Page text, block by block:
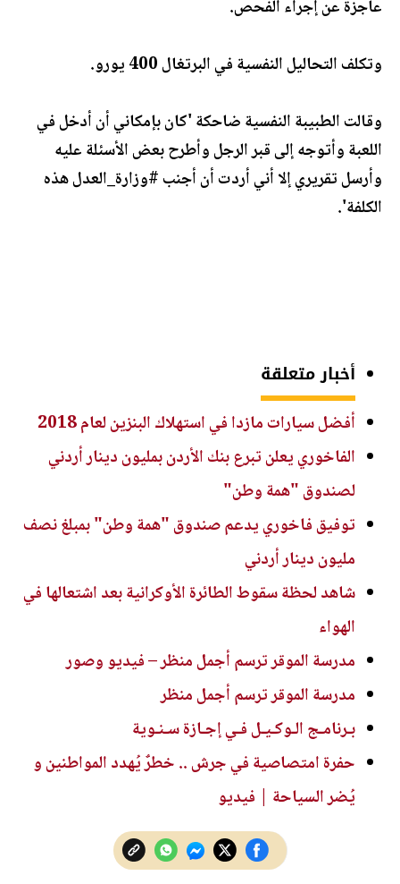
عاجزة عن إجراء الفحص.
وتكلف التحاليل النفسية في البرتغال 400 يورو.
وقالت الطبيبة النفسية ضاحكة 'كان بإمكاني أن أدخل في
اللعبة وأتوجه إلى قبر الرجل وأطرح بعض الأسئلة عليه
وأرسل تقريري إلا أني أردت أن أجنب #وزارة_العدل هذه
الكلفة'.
أخبار متعلقة
أفضل سيارات مازدا في استهلاك البنزين لعام 2018
الفاخوري يعلن تبرع بنك الأردن بمليون دينار أردني
لصندوق "همة وطن"
توفيق فاخوري يدعم صندوق "همة وطن" بمبلغ نصف
مليون دينار أردني
شاهد لحظة سقوط الطائرة الأوكرانية بعد اشتعالها في
الهواء
مدرسة الموقر ترسم أجمل منظر – فيديو وصور
مدرسة الموقر ترسم أجمل منظر
بـرنامـج الـوكـيـل فـي إجـازة سـنـوية
حفرة امتصاصية في جرش .. خطرٌ يُهدد المواطنين و
يُضر السياحة | فيديو